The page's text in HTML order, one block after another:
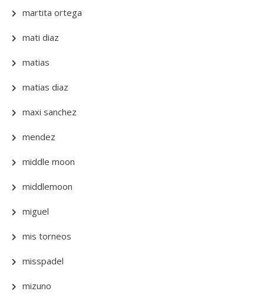
martita ortega
mati diaz
matias
matias diaz
maxi sanchez
mendez
middle moon
middlemoon
miguel
mis torneos
misspadel
mizuno